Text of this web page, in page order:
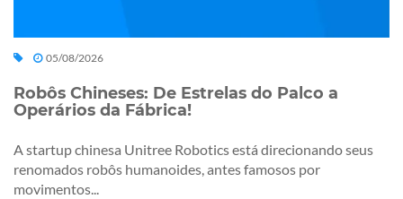
05/08/2026
Robôs Chineses: De Estrelas do Palco a
Operários da Fábrica!
A startup chinesa Unitree Robotics está direcionando seus
renomados robôs humanoides, antes famosos por
movimentos...